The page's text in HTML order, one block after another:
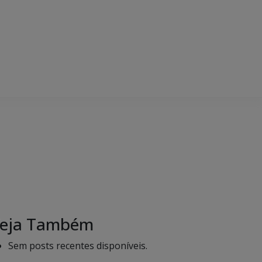
Também
Sem posts recentes disponíveis.